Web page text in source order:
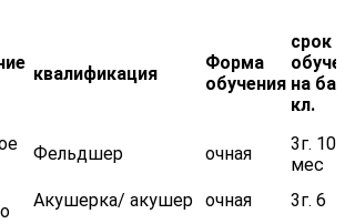
квалификация
Форма
обучения
срок
на
кл.
Фельдшер очная
3г. 10
мес
Акушерка/ акушер очная
3г. 6